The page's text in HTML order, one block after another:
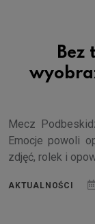
Bez
Mecz
Emocje powoli
zdjęć, rolek i
AKTUALNOŚCI